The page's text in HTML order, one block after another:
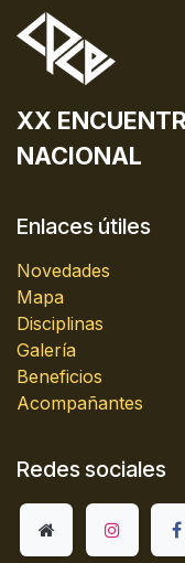
XX
NACIONAL
Enlaces útiles
Novedades
Mapa
Disciplinas
Galería
Beneficios
Acompañantes
Redes sociales